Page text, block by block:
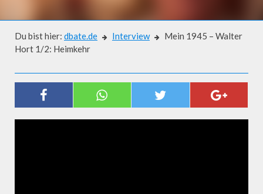
Du bist hier: dbate.de Interview
Mein 1945 – Walter
Hort 1/2: Heimkehr
MEIN 1945 – WALTER HORT 1/2:
HEIMKEHR